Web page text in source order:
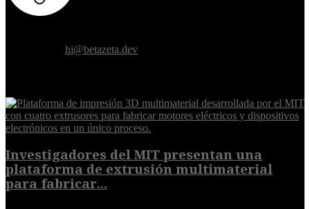
hi@betazeta.dev
Investigadores del MIT presentan una
plataforma de extrusión multimaterial
para fabricar...